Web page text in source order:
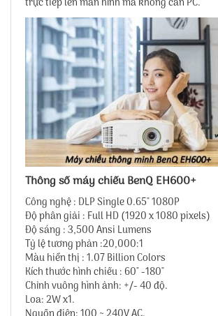
Thông số máy chiếu BenQ EH600+
Công nghệ : DLP Single 0.65" 1080P
Độ phân giải : Full HD (1920 x 1080 pixels)
Độ sáng : 3,500 Ansi Lumens
Tỷ lệ tương phản :20,000:1
Màu hiển thị : 1.07 Billion Colors
Kích thước hình chiếu : 60" -180"
Chỉnh vuông hình ảnh: +/- 40 độ.
Loa: 2W x1.